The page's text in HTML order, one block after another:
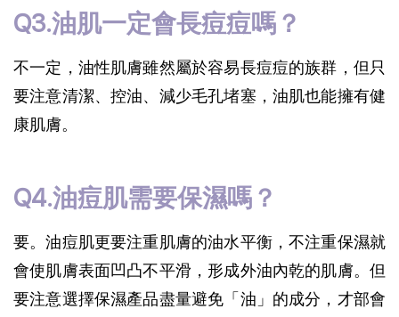
Q3.油肌一定會長痘痘嗎？
不一定，油性肌膚雖然屬於容易長痘痘的族群，但只
要注意清潔、控油、減少毛孔堵塞，油肌也能擁有健
康肌膚。
Q4.油痘肌需要保濕嗎？
要。油痘肌更要注重肌膚的油水平衡，不注重保濕就
會使肌膚表面凹凸不平滑，形成外油內乾的肌膚。但
要注意選擇保濕產品盡量避免「油」的成分，才部會